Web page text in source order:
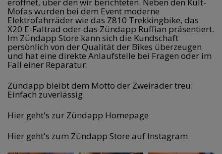
eröffnet, über den wir berichteten. Neben den Kult-
Mofas wurden bei dem Event moderne
Elektrofahrräder wie das Z810 Trekkingbike
X20 E-Faltrad oder das Zündapp Ruffian präsentiert.
Im Zündapp Store kann sich die Kundschaft
persönlich von der Qualität der Bikes überzeugen
und hat eine direkte Anlaufstelle bei Fragen oder im
Fall einer Reparatur.
Zündapp bleibt dem Motto der Zweiräder treu:
Einfach zuverlässig.
Hier geht's zur Zündapp Homepage
Hier geht's zum Zündapp Store auf Instagram